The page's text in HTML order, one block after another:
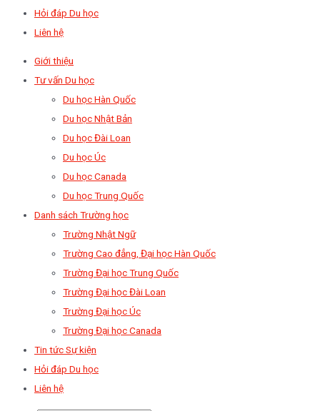
Hỏi đáp Du học
Liên hệ
Giới thiệu
Tư vấn Du học
Du học Hàn Quốc
Du học Nhật Bản
Du học Đài Loan
Du học Úc
Du học Canada
Du học Trung Quốc
Danh sách Trường học
Trường Nhật Ngữ
Trường Cao đẳng, Đại học Hàn Quốc
Trường Đại học Trung Quốc
Trường Đại học Đài Loan
Trường Đại học Úc
Trường Đại học Canada
Tin tức Sự kiện
Hỏi đáp Du học
Liên hệ